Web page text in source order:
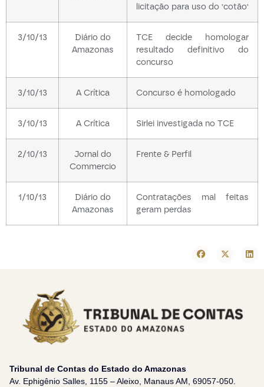
licitação para uso do 'cotão'
3/10/13
Diário do
Amazonas
TCE decide homologar
resultado definitivo do
concurso
3/10/13 A Crítica Concurso é homologado
3/10/13 A Crítica Sirlei investigada no TCE
2/10/13
Jornal do
Commercio
Frente & Perfil
1/10/13
Diário do
Amazonas
Contratações mal feitas
geram perdas
Tribunal de Contas do Estado do Amazonas
Av. Ephigênio Salles, 1155 – Aleixo, Manaus AM, 69057-050.